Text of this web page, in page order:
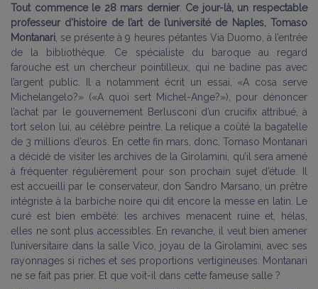
Tout commence le 28 mars dernier. Ce jour-là, un respectable
professeur d’histoire de l’art de l’université de Naples, Tomaso
Montanari , se présente à 9 heures pétantes Via Duomo, à l’entrée
de la bibliothèque. Ce spécialiste du baroque au regard
farouche est un chercheur pointilleux, qui ne badine pas avec
l’argent public. Il a notamment écrit un essai, «A cosa serve
Michelangelo?» («A quoi sert Michel-Ange?»), pour dénoncer
l’achat par le gouvernement Berlusconi d’un crucifix attribué, à
tort selon lui, au célèbre peintre. La relique a coûté la bagatelle
de 3 millions d’euros. En cette fin mars, donc, Tomaso Montanari
a décidé de visiter les archives de la Girolamini, qu’il sera amené
à fréquenter régulièrement pour son prochain sujet d’étude. Il
est accueilli par le conservateur, don Sandro Marsano, un prêtre
intégriste à la barbiche noire qui dit encore la messe en latin. Le
curé est bien embêté: les archives menacent ruine et, hélas,
elles ne sont plus accessibles. En revanche, il veut bien amener
l’universitaire dans la salle Vico, joyau de la Girolamini, avec ses
rayonnages si riches et ses proportions vertigineuses. Montanari
ne se fait pas prier. Et que voit-il dans cette fameuse salle ?